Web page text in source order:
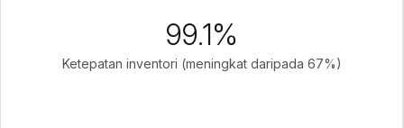
99.1%
Ketepatan inventori (meningkat daripada 67%)